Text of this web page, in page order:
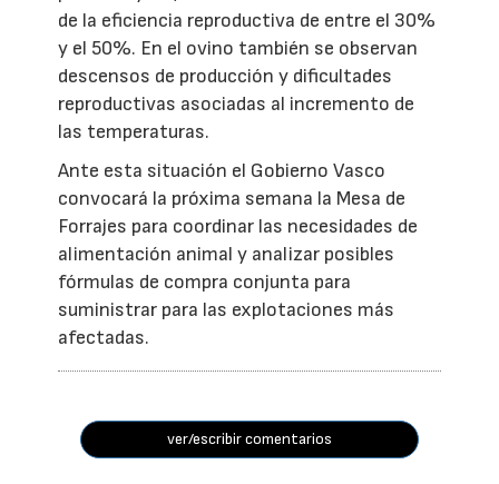
de la eficiencia reproductiva de entre el 30%
y el 50%. En el ovino también se observan
descensos de producción y dificultades
reproductivas asociadas al incremento de
las temperaturas.
Ante esta situación el Gobierno Vasco
convocará la próxima semana la Mesa de
Forrajes para coordinar las necesidades de
alimentación animal y analizar posibles
fórmulas de compra conjunta para
suministrar para las explotaciones más
afectadas.
ver/escribir comentarios